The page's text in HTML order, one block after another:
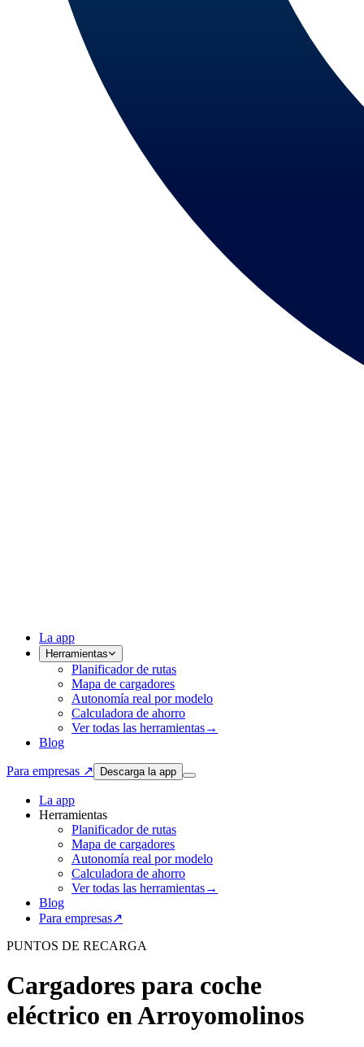
La app
Herramientas
Planificador de rutas
Mapa de cargadores
Autonomía real por modelo
Calculadora de ahorro
Ver todas las herramientas→
Blog
Para empresas ↗ Descarga la app
La app
Herramientas
Planificador de rutas
Mapa de cargadores
Autonomía real por modelo
Calculadora de ahorro
Ver todas las herramientas→
Blog
Para empresas↗
PUNTOS DE RECARGA
Cargadores para coche
eléctrico en Arroyomolinos